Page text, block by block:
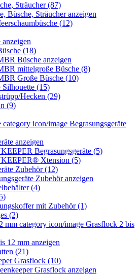
Sträucher (87)
Büsche, Sträucher anzeigen
(12)
anzeigen
(18)
Büsche anzeigen
mittelgroße Büsche (8)
Große Büsche (10)
Silhouette (15)
Hecken (29)
(9)
Begrasungsgeräte
anzeigen
Begrasungsgeräte (5)
Xtension (5)
Zubehör (12)
Zubehör anzeigen
(4)
mit Zubehör (1)
(2)
Grasflock 2 bis
12 mm anzeigen
(21)
Grasflock (10)
Grasflock anzeigen